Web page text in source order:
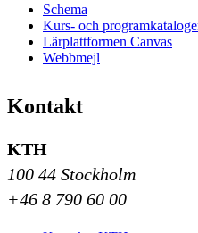
Schema
Kurs- och
Lärplattformen Canvas
Webbmejl
Kontakt
KTH
100 44 Stockholm
+46 8 790 60 00